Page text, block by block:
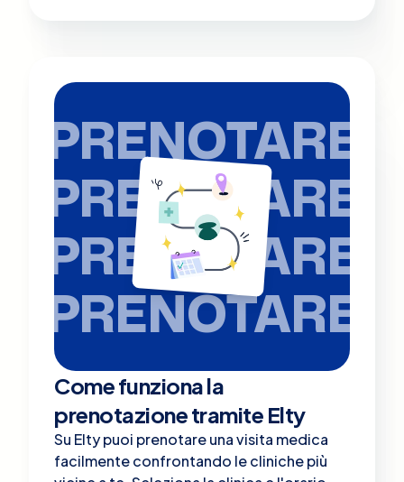
PRENOTARE
PRENOTARE
PRENOTARE
PRENOTARE
Come funziona la
prenotazione tramite Elty
Su Elty puoi prenotare una visita medica
facilmente confrontando le cliniche più